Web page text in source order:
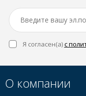
Я согласен(a)с
О компании